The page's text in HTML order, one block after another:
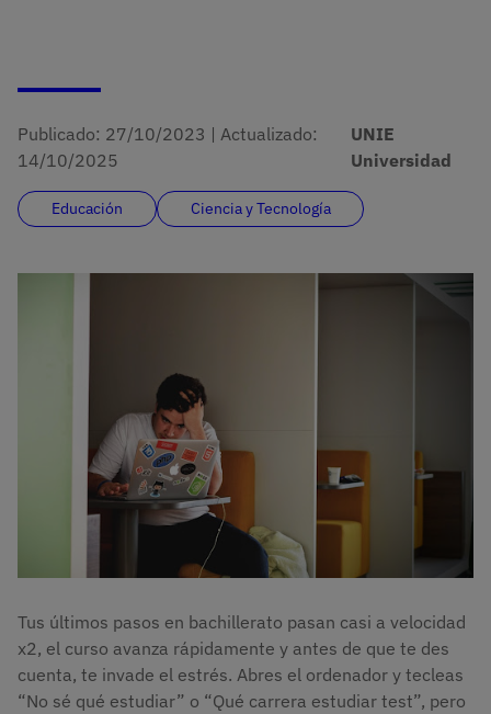
Publicado: 27/10/2023 | Actualizado:
14/10/2025
UNIE
Universidad
Educación Ciencia y Tecnología
Tus últimos pasos en bachillerato pasan casi a velocidad
x2, el curso avanza rápidamente y antes de que te des
cuenta, te invade el estrés. Abres el ordenador y tecleas
“No sé qué estudiar” o “Qué carrera estudiar test”, pero